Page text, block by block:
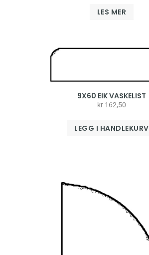
LES MER
9X60 EIK VASKELIST
kr 162,50
LEGG I HANDLEKURV